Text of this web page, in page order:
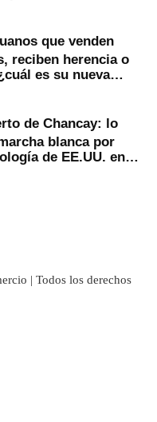
que venden
reciben herencia o
es su nueva
de Chancay: lo
blanca por
de EE.UU. en
| Todos los derechos